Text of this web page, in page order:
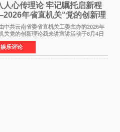
人心传理论 牢记嘱托启新程
年省直机关“党的创新理
来讲”宣讲活动圆满落幕
共云南省委省直机关工委主办的2026年
关党的创新理论我来讲宣讲活动于8月4日
在昆明举办。活动以 "牢记嘱托 感恩奋进
云南发展新局面 "为主题，坚持以新时代中国
会主义
娱乐评论